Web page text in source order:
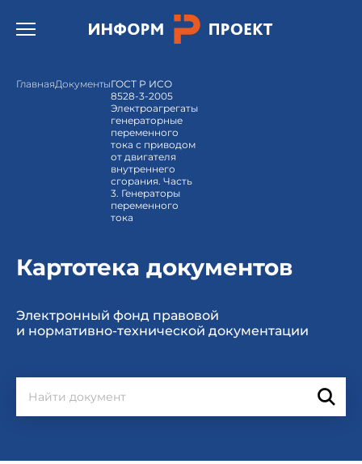
Открыть бургер меню.
ГлавнаяДокументыГОСТ Р ИСО
8528-3-2005
Электроагрегаты
генераторные
переменного
тока с приводом
от двигателя
внутреннего
сгорания. Часть
3. Генераторы
переменного
тока
Картотека документов
Электронный фонд правовой
и нормативно-технической документации